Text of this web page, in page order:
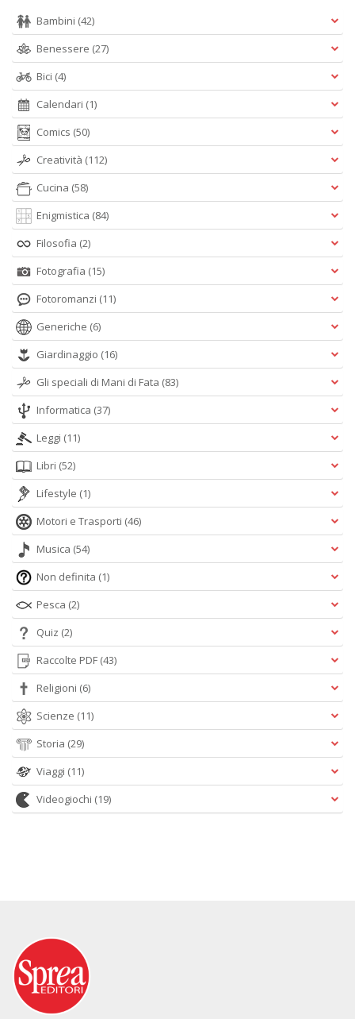
Bambini (42)
Benessere (27)
Bici (4)
Calendari (1)
Comics (50)
Creatività (112)
Cucina (58)
Enigmistica (84)
Filosofia (2)
Fotografia (15)
Fotoromanzi (11)
Generiche (6)
Giardinaggio (16)
Gli speciali di Mani di Fata (83)
Informatica (37)
Leggi (11)
Libri (52)
Lifestyle (1)
Motori e Trasporti (46)
Musica (54)
Non definita (1)
Pesca (2)
Quiz (2)
Raccolte PDF (43)
Religioni (6)
Scienze (11)
Storia (29)
Viaggi (11)
Videogiochi (19)